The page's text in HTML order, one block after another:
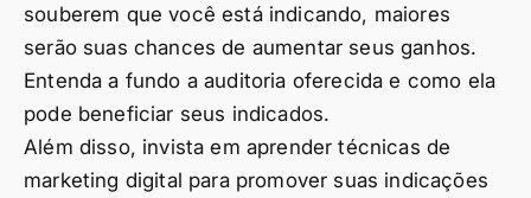
souberem que você está indicando, maiores
serão suas chances de aumentar seus ganhos.
Entenda a fundo a auditoria oferecida e como ela
pode beneficiar seus indicados.
Além disso, invista em aprender técnicas de
marketing digital para promover suas indicações